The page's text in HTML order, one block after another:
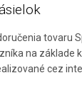
tovaru
na základe
cez